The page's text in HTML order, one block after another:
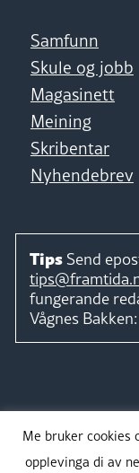
Samfunn
Skule og jobb
Magasinett
Meining
Skribentar
Nyhendebrev
Tips Send
fungerande
Vågnes Bakken:
Me bruker cookies
opplevinga di av